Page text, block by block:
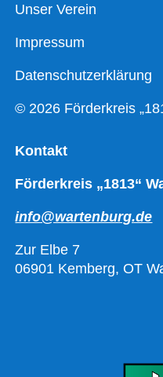
Unser Verein
Impressum
Datenschutzerklärung
© 2026 Förderkreis
Kontakt
Förderkreis „1813“
info@wartenburg.de
Zur Elbe 7
06901 Kemberg, OT